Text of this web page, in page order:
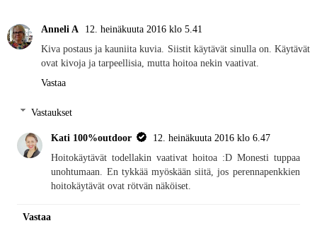
Anneli A
12. heinäkuuta 2016 klo 5.41
Kiva postaus ja kauniita kuvia. Siistit käytävät sinulla on. Käytävät
ovat kivoja ja tarpeellisia, mutta hoitoa nekin vaativat.
Vastaa
Vastaukset
Kati 100%outdoor
12. heinäkuuta 2016 klo 6.47
Hoitokäytävät todellakin vaativat hoitoa :D Monesti tuppaa
unohtumaan. En tykkää myöskään siitä, jos perennapenkkien
hoitokäytävät ovat rötvän näköiset.
Vastaa